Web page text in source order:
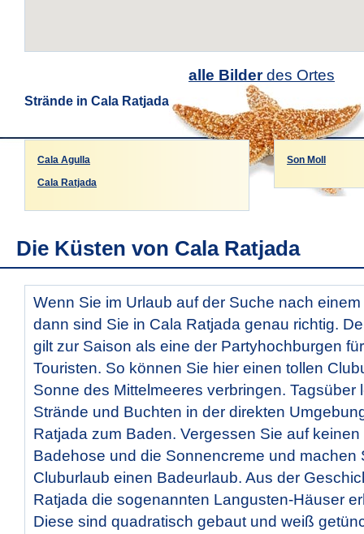
alle Bilderdes Ortes
Strände in Cala Ratjada
Cala Agulla
Cala Ratjada
Son Moll
Die Küsten von Cala Ratjada
Wenn Sie im Urlaub auf der Suche nach
dann sind Sie in Cala Ratjada genau richtig.
gilt zur Saison als eine der Partyhochburgen
Touristen. So können Sie hier einen tollen
Sonne des Mittelmeeres verbringen. Tagsüber
Strände und Buchten in der direkten
Ratjada zum Baden. Vergessen Sie auf keinen
Badehose und die Sonnencreme und machen
Cluburlaub einen Badeurlaub. Aus der
Ratjada die sogenannten Langusten-Häuser
Diese sind quadratisch gebaut und weiß